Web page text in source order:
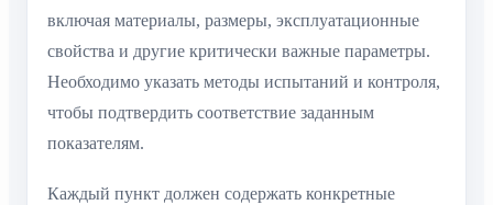
включая материалы, размеры, эксплуатационные
свойства и другие критически важные параметры.
Необходимо указать методы испытаний и контроля,
чтобы подтвердить соответствие заданным
показателям.
Каждый пункт должен содержать конкретные